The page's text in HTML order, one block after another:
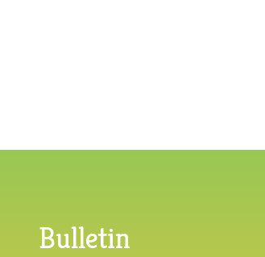
Bulletin